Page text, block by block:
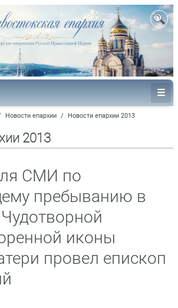
Новости епархии / Новости епархии 2013
2013
СМИ по
пребыванию в
иконы
провел епископ